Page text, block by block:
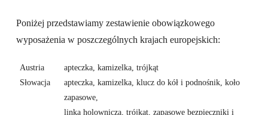
Poniżej przedstawiamy zestawienie obowiązkowego
wyposażenia w poszczególnych krajach europejskich:
Austria
apteczka, kamizelka, trójkąt
Słowacja
apteczka, kamizelka, klucz do kół i podnośnik, koło
zapasowe,
linka holownicza, trójkąt, zapasowe bezpieczniki i